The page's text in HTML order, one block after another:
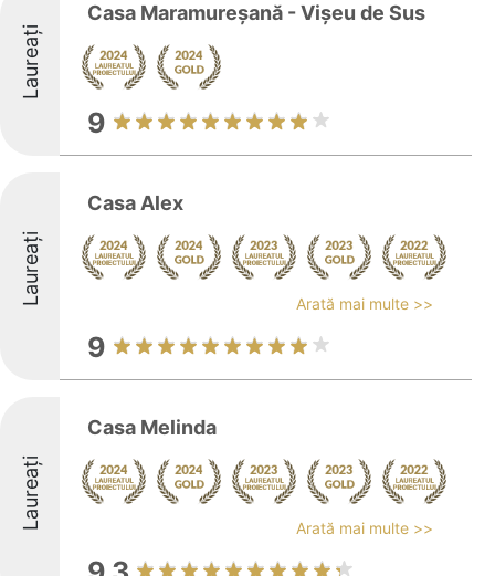
Laureați
Casa Maramureșană - Vișeu de Sus
9
Laureați
Casa Alex
Arată mai multe >>
9
Laureați
Casa Melinda
Arată mai multe >>